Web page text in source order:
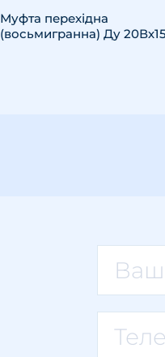
Муфта перехідна
(восьмигранна) Ду